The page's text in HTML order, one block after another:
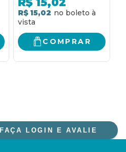
R$ 15,02
COMPRAR
FAÇA LOGIN E AVALIE